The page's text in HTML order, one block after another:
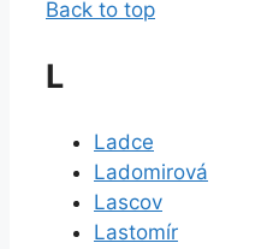
Back to top
L
Ladce
Ladomirová
Lascov
Lastomír